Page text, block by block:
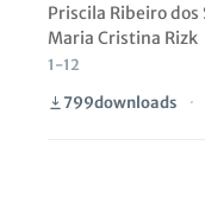
Priscila Ribeiro
Maria Cristina Rizk
1-12
799downloads ·